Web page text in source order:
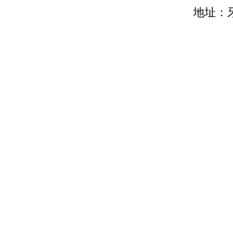
地址：